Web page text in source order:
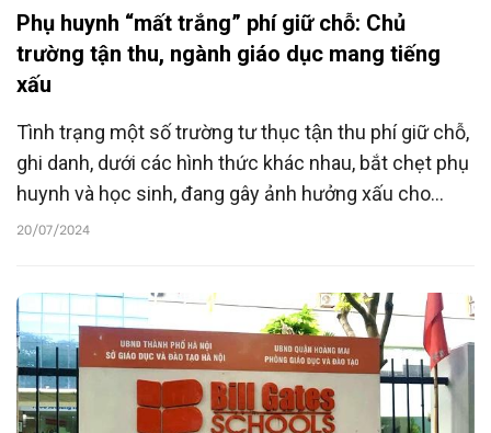
Phụ huynh “mất trắng” phí giữ chỗ: Chủ
trường tận thu, ngành giáo dục mang tiếng
xấu
Tình trạng một số trường tư thục tận thu phí giữ chỗ,
ghi danh, dưới các hình thức khác nhau, bắt chẹt phụ
huynh và học sinh, đang gây ảnh hưởng xấu cho
ngành giáo dục.
20/07/2024